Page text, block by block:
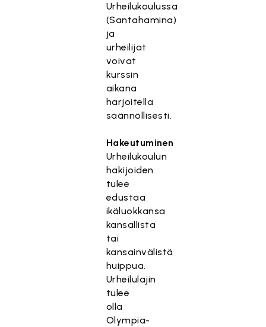
Urheilukoulussa
(Santahamina)
ja
urheilijat
voivat
kurssin
aikana
harjoitella
säännöllisesti.
Hakeutuminen
Urheilukoulun
hakijoiden
tulee
edustaa
ikäluokkansa
kansallista
tai
kansainvälistä
huippua.
Urheilulajin
tulee
olla
Olympia-